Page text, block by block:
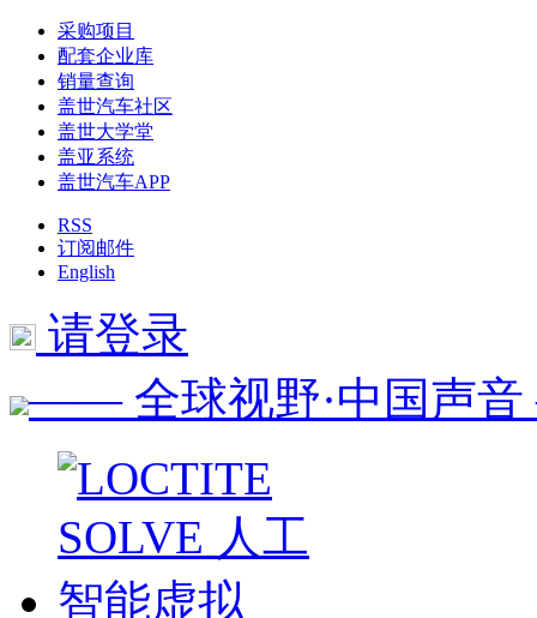
采购项目
配套企业库
销量查询
盖世汽车社区
盖世大学堂
盖亚系统
盖世汽车APP
RSS
订阅邮件
English
请登录
—— 全球视野·中国声